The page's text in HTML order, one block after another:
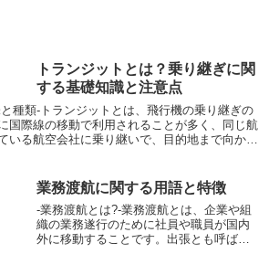
トランジットとは？乗り継ぎに関
する基礎知識と注意点
種類-トランジットとは、飛行機の乗り継ぎの
国際線の移動で利用されることが多く、同じ航
いる航空会社に乗り継いで、目的地まで向かう
地で1泊以上滞在するトランジットのことで
を利用すれば、乗り継ぎ地で観光やビジネスを
むことができます。また、ストップオーバーを
券代を安く抑えることもできます。-コネクテ
ティングフライトとは、乗り継ぎ地で1泊以上
業務渡航に関する用語と特徴
-業務渡航とは?-業務渡航とは、企業や組
織の業務遂行のために社員や職員が国内
外に移動することです。出張とも呼ばれ